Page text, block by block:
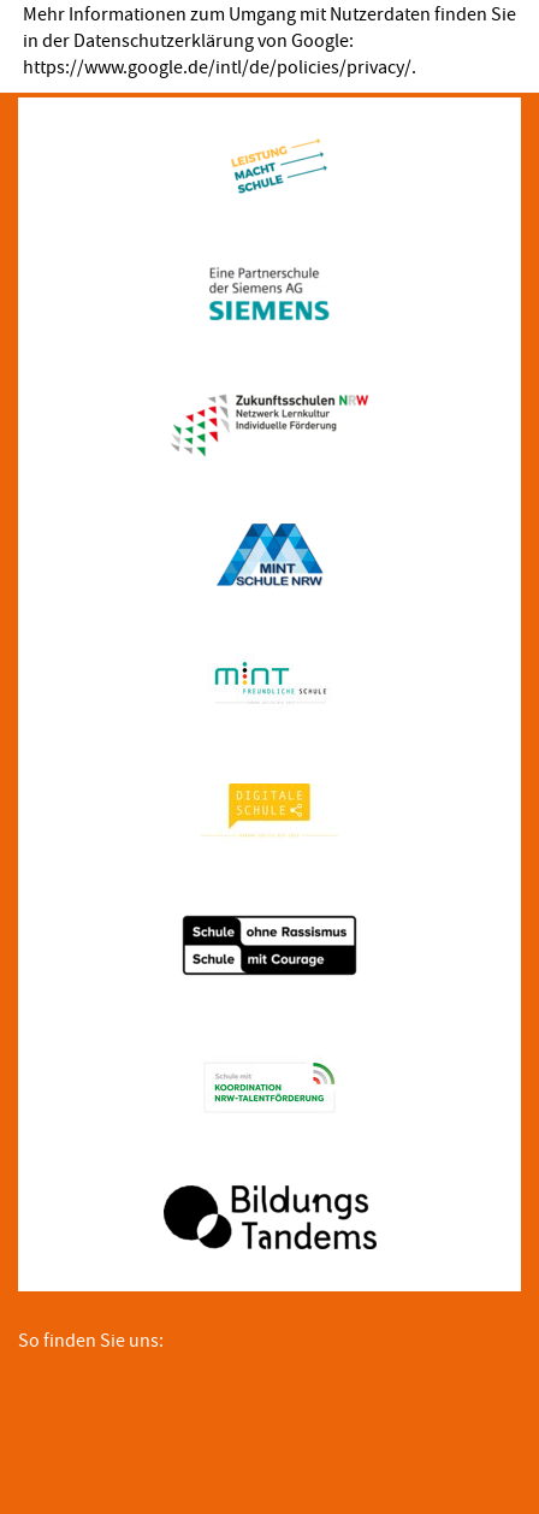
Mehr Informationen zum Umgang mit Nutzerdaten finden Sie
in der Datenschutzerklärung von Google:
https://www.google.de/intl/de/policies/privacy/.
So finden Sie uns: